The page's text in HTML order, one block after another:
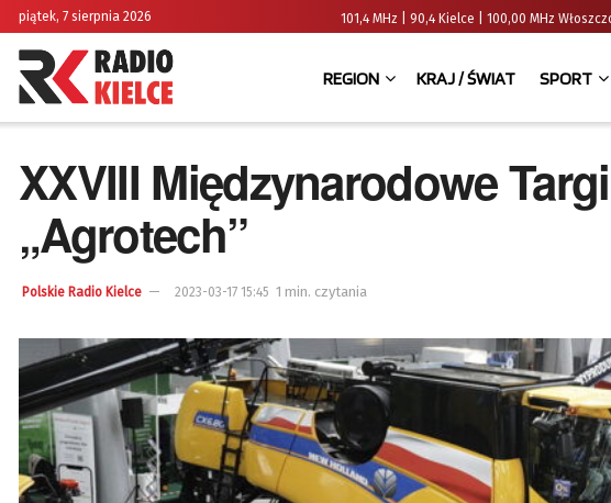
piątek, 7 sierpnia 2026 101,4 MHz | 90,4 Kielce | 100,00 MHz
REGION KRAJ / ŚWIAT SPORT
XXVIII Międzynarodowe
„Agrotech”
Polskie Radio Kielce 2023-03-17 15:45 1 min. czytania